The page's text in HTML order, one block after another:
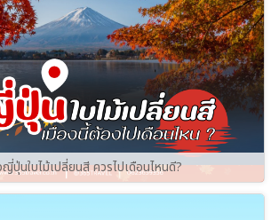
เที่ยวญี่ปุ่นใบไม้เปลี่ยนสี ควรไปเดือนไหนดี?